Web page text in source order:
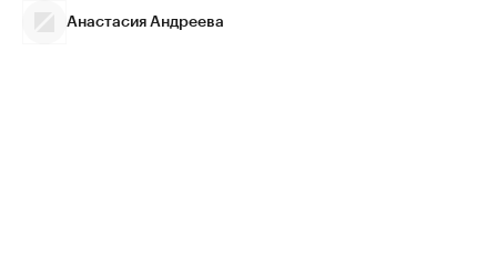
Анастасия Андреева